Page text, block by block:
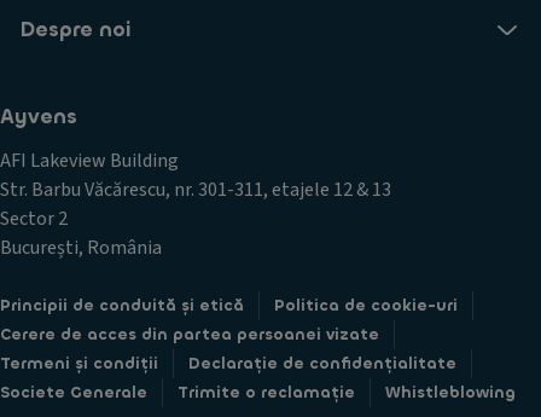
Despre noi
Ayvens
AFI Lakeview Building
Str. Barbu Văcărescu, nr. 301-311, etajele 12 & 13
Sector 2
București, România
Principii de conduită și etică
Politica de cookie-uri
Cerere de acces din partea persoanei vizate
Termeni și condiții
Declarație de confidențialitate
Societe Generale
Trimite o reclamație Whistleblowing